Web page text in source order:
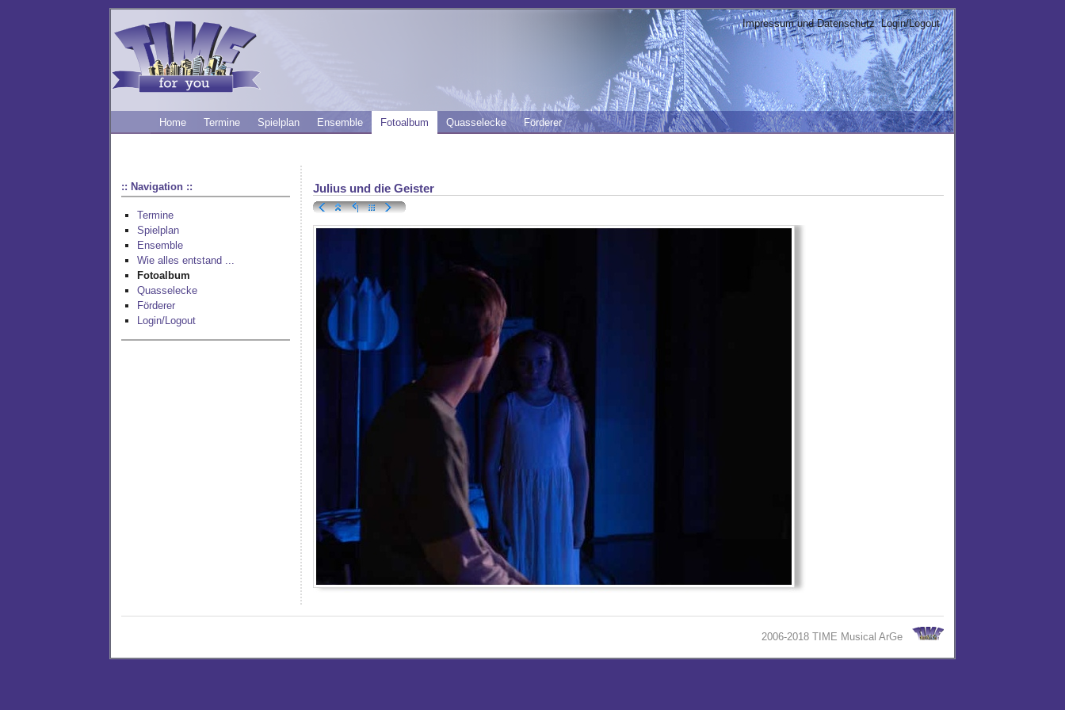
Impressum und Datenschutz Login/Logout
Home Termine Spielplan Ensemble Fotoalbum Quasselecke Förderer
:: Navigation ::
Termine
Spielplan
Ensemble
Wie alles entstand ...
Fotoalbum
Quasselecke
Förderer
Login/Logout
Julius und die Geister
2006-2018 TIME Musical ArGe